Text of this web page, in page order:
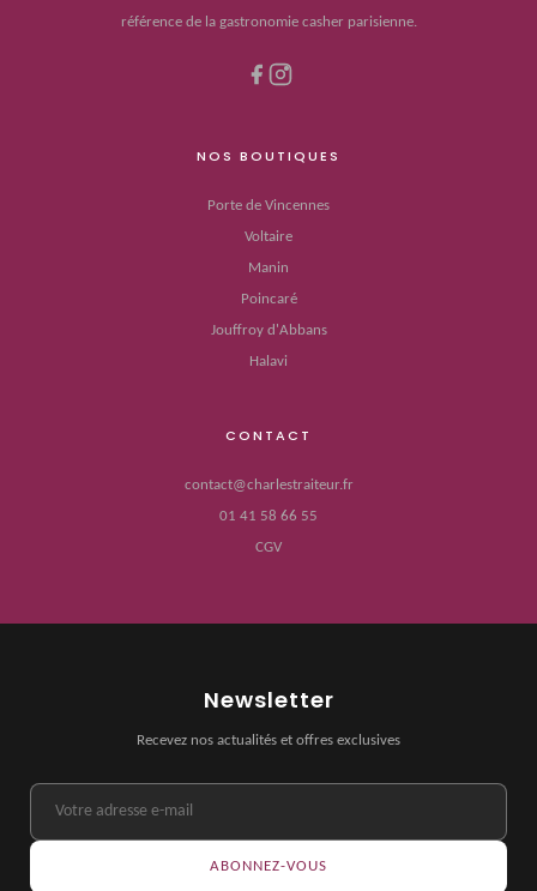
référence de la gastronomie casher parisienne.
NOS BOUTIQUES
Porte de Vincennes
Voltaire
Manin
Poincaré
Jouffroy d'Abbans
Halavi
CONTACT
contact@charlestraiteur.fr
01 41 58 66 55
CGV
Newsletter
Recevez nos actualités et offres exclusives
ABONNEZ-VOUS